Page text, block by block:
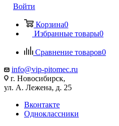
Войти
Корзина0
Избранные товары0
Сравнение товаров0
info@vip-pitomec.ru
г. Новосибирск,
ул. А. Лежена, д. 25
Вконтакте
Одноклассники